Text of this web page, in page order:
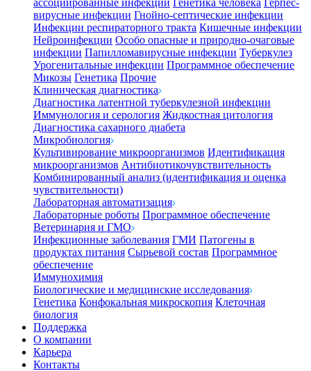
ассоциированные инфекции Генетика человека Герпес-
вирусные инфекции Гнойно-септические инфекции
Инфекции респираторного тракта Кишечные инфекции
Нейроинфекции Особо опасные и природно-очаговые
инфекции Папилломавирусные инфекции Туберкулез
Урогенитальные инфекции Программное обеспечение
Микозы Генетика Прочие
Клиническая диагностика
Диагностика латентной туберкулезной инфекции
Иммунология и серология Жидкостная цитология
Диагностика сахарного диабета
Микробиология
Культивирование микроорганизмов Идентификация
микроорганизмов Антибиотикочувствительность
Комбинированный анализ (идентификация и оценка
чувствительности)
Лабораторная автоматизация
Лабораторные роботы Программное обеспечение
Ветеринария и ГМО
Инфекционные заболевания ГМИ Патогены в
продуктах питания Сырьевой состав Программное
обеспечение
Иммунохимия
Биологические и медицинские исследования
Генетика Конфокальная микроскопия Клеточная
биология
Поддержка
О компании
Карьера
Контакты